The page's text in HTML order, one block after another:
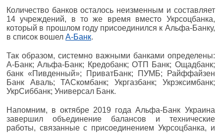
Количество банков осталось неизменным и составляет
14 учреждений, в то же время вместо Укрсоцбанка,
который в прошлом году присоединился к Альфа-Банку,
в список вошел А-Банк.
Так образом, системно важными банками определены:
А-Банк; Альфа-Банк; Кредобанк; ОТП Банк; Ощадбанк;
банк «Пивденный»; ПриватБанк; ПУМБ; Райффайзен
Банк Аваль; ТАСкомбанк; Укргазбанк; Укрэксимбанк;
УкрСиббанк; Универсал Банк.
Напомним, в октябре 2019 года Альфа-Банк Украина
завершил объединение балансов и технические
работы, связанные с присоединением Укрсоцбанка, и